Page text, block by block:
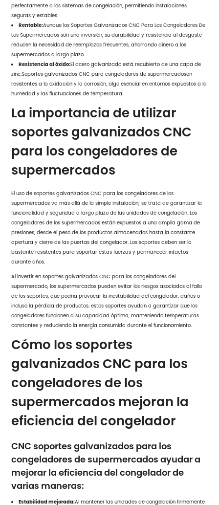
perfectamente a los sistemas de congelación, permitiendo instalaciones
seguras y estables.
Rentable:Aunque los Soportes Galvanizados CNC Para Los Congeladores De
Los Supermercados son una inversión, su durabilidad y resistencia al desgaste
reducen la necesidad de reemplazos frecuentes, ahorrando dinero a los
supermercados a largo plazo.
Resistencia al óxido:El acero galvanizado está recubierto de una capa de
zinc,Soportes galvanizados CNC para congeladores de supermercadoson
resistentes a la oxidación y la corrosión, algo esencial en entornos expuestos a la
humedad y las fluctuaciones de temperatura.
La importancia de utilizar
soportes galvanizados CNC
para los congeladores de
supermercados
El uso de soportes galvanizados CNC para los congeladores de los
supermercados va más allá de la simple instalación; se trata de garantizar la
funcionalidad y seguridad a largo plazo de las unidades de congelación. Los
congeladores de los supermercados están expuestos a una amplia gama de
presiones, desde el peso de los productos almacenados hasta la constante
apertura y cierre de las puertas del congelador. Los soportes deben ser lo
bastante resistentes para soportar estas fuerzas y permanecer intactos
durante años.
Al invertir en soportes galvanizados CNC para los congeladores del
supermercado, los supermercados pueden evitar los riesgos asociados al fallo
de los soportes, que podría provocar la inestabilidad del congelador, daños o
incluso la pérdida de productos. estos soportes ayudan a garantizar que los
congeladores funcionen a su capacidad óptima, manteniendo temperaturas
constantes y reduciendo la energía consumida durante el funcionamiento.
Cómo los soportes
galvanizados CNC para los
congeladores de los
supermercados mejoran la
eficiencia del congelador
CNC soportes galvanizados para los
congeladores de supermercados ayudar a
mejorar la eficiencia del congelador de
varias maneras:
Estabilidad mejorada:Al mantener las unidades de congelación firmemente